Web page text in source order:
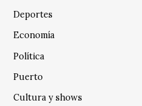
Deportes
Economía
Política
Puerto
Cultura y shows